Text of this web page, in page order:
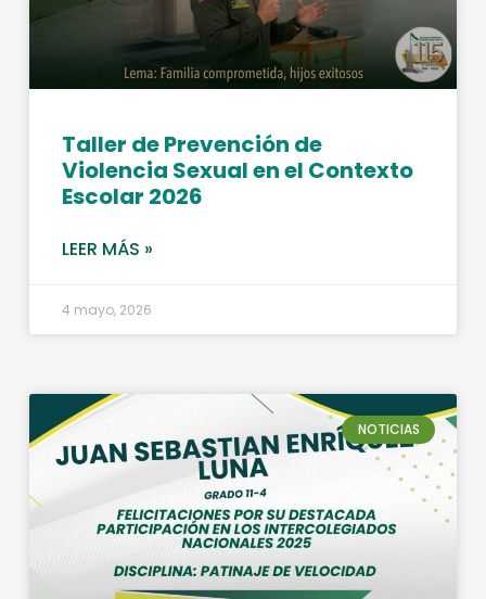
Taller de Prevención de
Violencia Sexual en el Contexto
Escolar 2026
LEER MÁS »
4 mayo, 2026
NOTICIAS